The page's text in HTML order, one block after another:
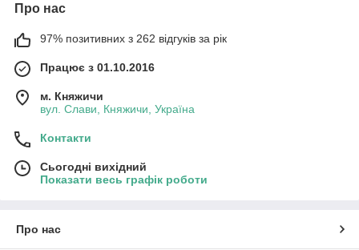
Про нас
97% позитивних з 262 відгуків за рік
Працює з 01.10.2016
м. Княжичи
вул. Слави, Княжичи, Україна
Контакти
Сьогодні вихідний
Показати весь графік роботи
Про нас